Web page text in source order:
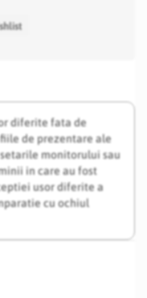
diferite fata de
de prezentare ale
monitorului sau
in care au fost
usor diferite a
cu ochiul